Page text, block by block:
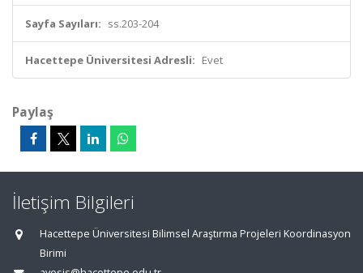
Sayfa Sayıları: ss.203-204
Hacettepe Üniversitesi Adresli: Evet
Paylaş
İletişim Bilgileri
Hacettepe Üniversitesi Bilimsel Araştırma Projeleri Koordinasyon
Birimi